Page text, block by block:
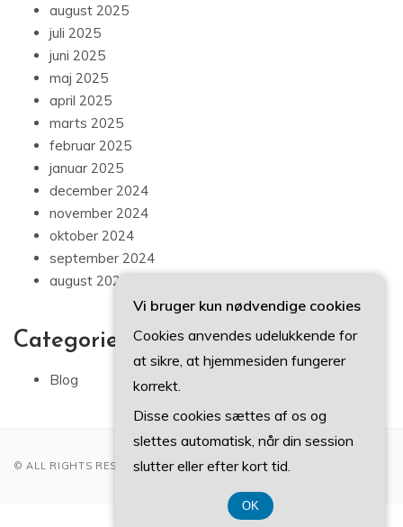
august 2025
juli 2025
juni 2025
maj 2025
april 2025
marts 2025
februar 2025
januar 2025
december 2024
november 2024
oktober 2024
september 2024
august 2024
Categories
Blog
© ALL RIGHTS RESERVED 2022
Vi bruger kun nødvendige cookies
Cookies anvendes udelukkende for
at sikre, at hjemmesiden fungerer
korrekt.
Disse cookies sættes af os og
slettes automatisk, når din session
slutter eller efter kort tid.
OK